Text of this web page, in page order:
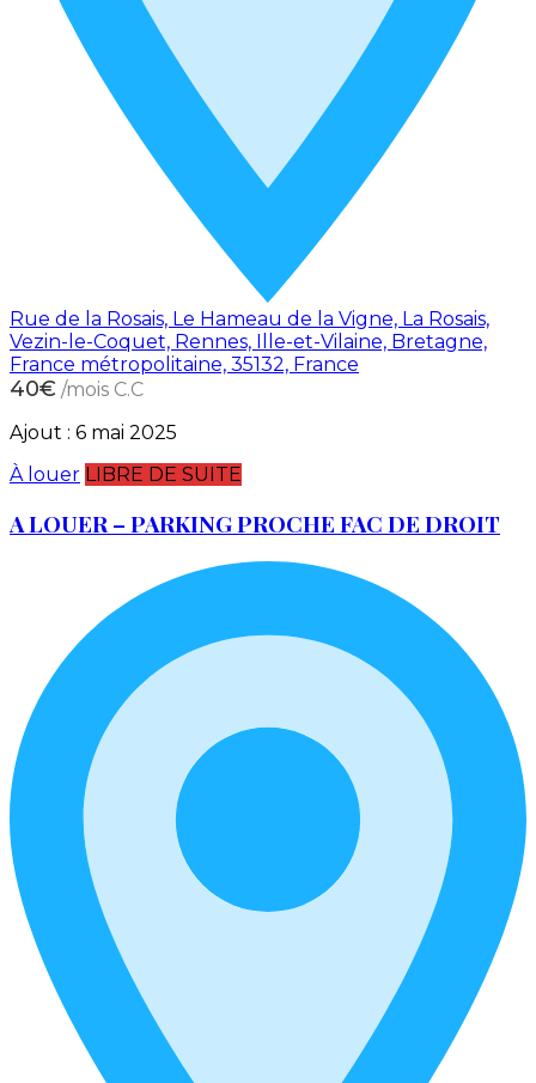
Rue de la Rosais, Le Hameau de la Vigne, La Rosais,
Vezin-le-Coquet, Rennes, Ille-et-Vilaine, Bretagne,
France métropolitaine, 35132, France
40€ /mois C.C
Ajout : 6 mai 2025
À louer LIBRE DE SUITE
A LOUER – PARKING PROCHE FAC DE DROIT